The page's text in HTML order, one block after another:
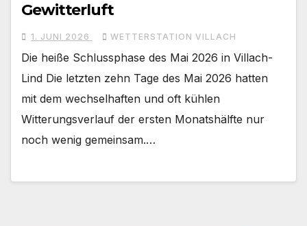
Gewitterluft
1. JUNI 2026 WETTERSTATION VILLACH
Die heiße Schlussphase des Mai 2026 in Villach-
Lind Die letzten zehn Tage des Mai 2026 hatten
mit dem wechselhaften und oft kühlen
Witterungsverlauf der ersten Monatshälfte nur
noch wenig gemeinsam.…